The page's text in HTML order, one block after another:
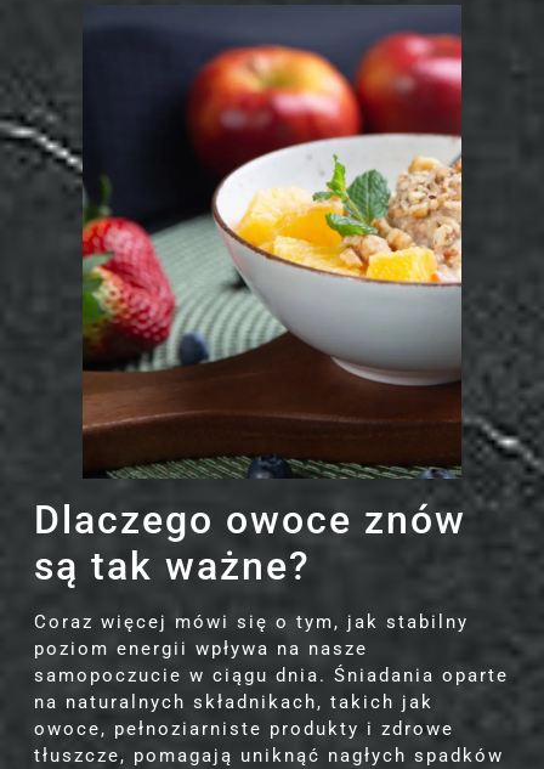
Dlaczego owoce znów
są tak ważne?
Coraz więcej mówi się o tym, jak stabilny
poziom energii wpływa na nasze
samopoczucie w ciągu dnia. Śniadania oparte
na naturalnych składnikach, takich jak
owoce, pełnoziarniste produkty i zdrowe
tłuszcze, pomagają uniknąć nagłych spadków